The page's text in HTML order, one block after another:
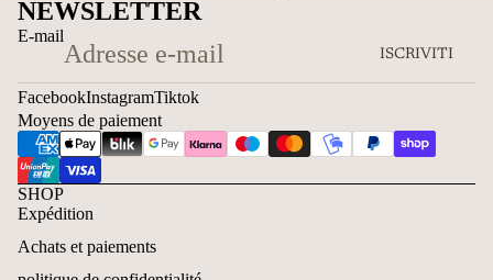
NEWSLETTER
E-mail
ISCRIVITI
FacebookInstagramTiktok
Moyens de paiement
SHOP
Expédition
Achats et paiements